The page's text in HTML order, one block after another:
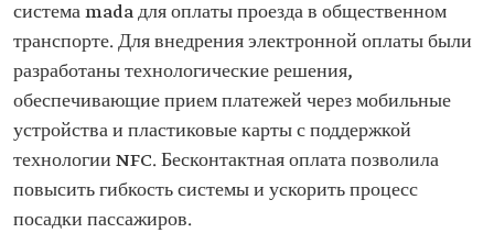
система mada для оплаты проезда в общественном
транспорте. Для внедрения электронной оплаты были
разработаны технологические решения,
обеспечивающие прием платежей через мобильные
устройства и пластиковые карты с поддержкой
технологии NFC. Бесконтактная оплата позволила
повысить гибкость системы и ускорить процесс
посадки пассажиров.